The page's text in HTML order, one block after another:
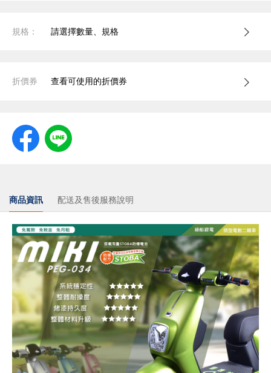
規格： 請選擇數量、規格
折價券 查看可使用的折價券
商品資訊 配送及售後服務說明